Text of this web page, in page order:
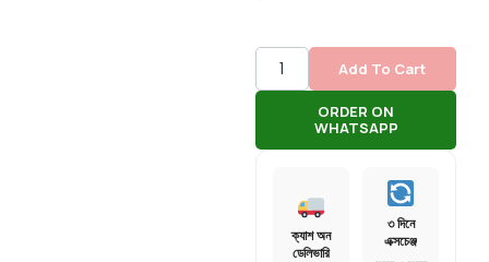
Add To Cart
ORDER ON
WHATSAPP
ক্যাশ অন
ডেলিভারি
৩ দিনে
এক্সচেঞ্জ